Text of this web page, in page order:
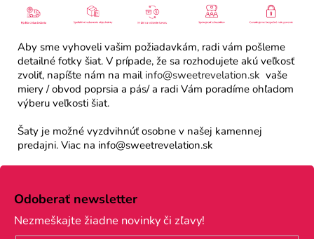
Aby sme vyhoveli vašim požiadavkám, radi vám pošleme
detailné fotky šiat. V prípade, že sa rozhodujete akú veľkosť
zvoliť, napíšte nám na mail info@sweetrevelation.sk vaše
miery / obvod poprsia a pás/ a radi Vám poradíme ohľadom
výberu veľkosti šiat.
Šaty je možné vyzdvihnúť osobne v našej kamennej
predajni. Viac na info@sweetrevelation.sk
Z
Odoberať newsletter
Nezmeškajte žiadne novinky či zľavy!